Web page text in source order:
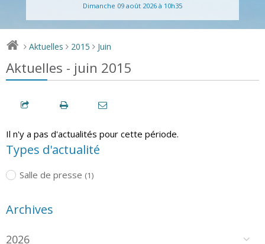
Dimanche 09 août 2026 à 10h35
> Aktuelles > 2015 > Juin
Aktuelles - juin 2015
Il n'y a pas d'actualités pour cette période.
Types d'actualité
Salle de presse (1)
Archives
2026